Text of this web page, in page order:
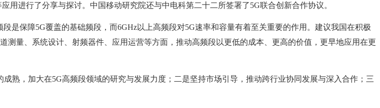
进行了分享与探讨。中国移动研究院还与中电科第二十二所签署了5G联合创新合作协议。
是保障5G覆盖的基础频段，而6GHz以上高频段对5G速率和容量有着至关重要的作用。建议我国在积极
量、系统设计、射频器件、应用运营等方面，推动高频段以更低的成本、更高的价值，更早地应用在更
熟，加大在5G高频段领域的研究与发展力度；二是坚持市场引导，推动跨行业协同发展与深入合作；三